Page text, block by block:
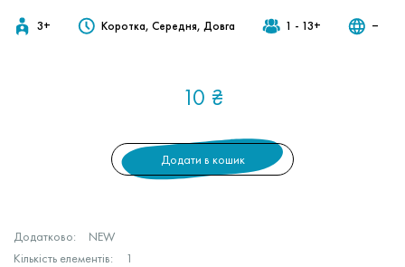
3+ Коротка, Середня, Довга 1 - 13+ ‒
10 ₴
Додати в кошик
Кількість елементів: 1
Додатково: NEW